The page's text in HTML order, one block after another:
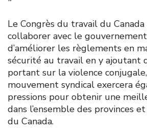
Le Congrès du travail du
collaborer avec le
d’améliorer les règlements en
sécurité au travail en y ajoutant
portant sur la violence
mouvement syndical exercera
pressions pour obtenir une
dans l’ensemble des provinces
du Canada.